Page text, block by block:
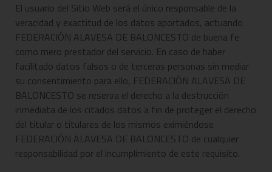
El usuario del Sitio Web será el único responsable de la
veracidad y exactitud de los datos aportados, actuando
FEDERACIÓN ALAVESA DE BALONCESTO de buena fe
como mero prestador del servicio. En caso de haber
facilitado datos falsos o de terceras personas sin mediar
su consentimiento para ello, FEDERACIÓN ALAVESA DE
BALONCESTO se reserva el derecho a la destrucción
inmediata de los citados datos a fin de proteger el derecho
del titular o titulares de los mismos eximiéndose
FEDERACIÓN ALAVESA DE BALONCESTO de cualquier
responsabilidad por el incumplimiento de este requisito.